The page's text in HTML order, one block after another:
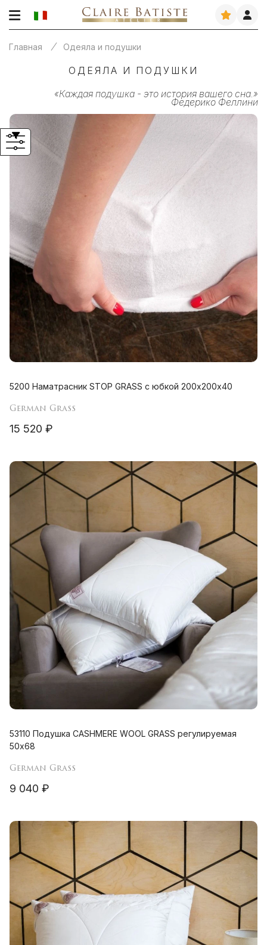
Главная Одеяла и подушки
ОДЕЯЛА И ПОДУШКИ
«Каждая подушка - это история вашего сна.»
Федерико Феллини
5200 Наматрасник STOP GRASS с юбкой 200х200х40
German Grass
15 520 ₽
53110 Подушка CASHMERE WOOL GRASS регулируемая
50х68
German Grass
9 040 ₽